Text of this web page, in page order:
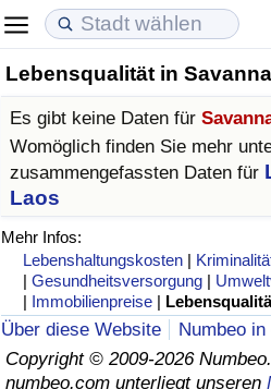
Lebensqualität in
Es gibt keine Daten für
Womöglich finden Sie mehr
zusammengefassten Daten für
Laos
Mehr Infos:
Lebenshaltungskosten |
|Gesundheitsversorgung |
| Immobilienpreise |
Über diese Website
Numbeo
Copyright © 2009-2026
numbeo.com unterliegt unseren
Lebenshaltungskosten
Lebenshaltungskosten-Index
Lebenshaltungskosten-Index
Lebenshaltungskosten-Index
in Akaba
Immobilienpreise
Immobilienpreis-Index (aktuell)
Immobilienpreis-Index
Immobilienpreis-Index nach
Lebensqualität
Lebensqualität-Index
Lebensqualität-Index (aktuell)
Lebensqualitätsindex nach
Kriminalität
Kriminalitäts-Index (aktuell)